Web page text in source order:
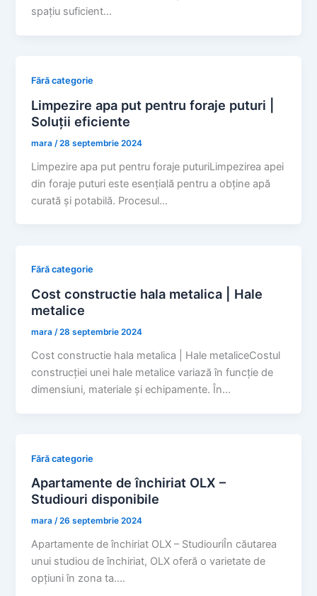
spațiu suficient…
Fără categorie
Limpezire apa put pentru foraje puturi |
Soluții eficiente
mara /28 septembrie 2024
Limpezire apa put pentru foraje puturiLimpezirea apei
din foraje puturi este esențială pentru a obține apă
curată și potabilă. Procesul…
Fără categorie
Cost constructie hala metalica | Hale
metalice
mara/28 septembrie 2024
Cost constructie hala metalica | Hale metaliceCostul
construcției unei hale metalice variază în funcție de
dimensiuni, materiale și echipamente. În…
Fără categorie
Apartamente de închiriat OLX –
Studiouri disponibile
mara/26 septembrie 2024
Apartamente de închiriat OLX – StudiouriÎn căutarea
unui studiou de închiriat, OLX oferă o varietate de
opțiuni în zona ta.…